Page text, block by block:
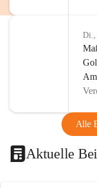
Di.,
Alle
Aktuelle